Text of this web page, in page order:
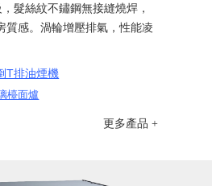
髮絲紋不鏽鋼無接縫燒焊，
質感。渦輪增壓排氣，性能凌
T排油煙機
檯面爐
更多產品 +